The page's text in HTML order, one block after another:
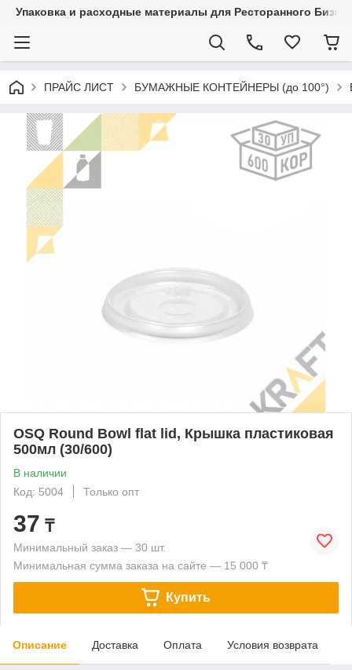
Упаковка и расходные материалы для Ресторанного
ПРАЙС ЛИСТ БУМАЖНЫЕ КОНТЕЙНЕРЫ (до 100°)
OSQ Round Bowl flat lid, Крышка пластиковая
500мл (30/600)
В наличии
Код: 5004
Только опт
37 ₸
Минимальный заказ — 30 шт.
Минимальная сумма заказа на сайте — 15 000 ₸
Купить
Описание Доставка Оплата Условия возврата